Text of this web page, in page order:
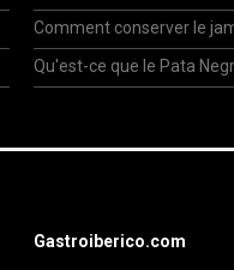
Comment conserver le
Qu'est-ce que le Pata
Gastroiberico.com